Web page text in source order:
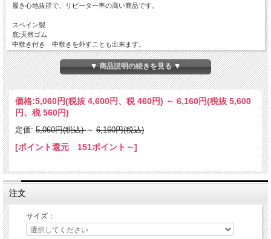
履き心地抜群で、リピーター率の高い商品です。
スペイン製
底:天然ゴム
中敷き付き 中敷きを外すことも出来ます。
後ろのCientaのタグはついていないこともございます。不良品ではございませんの
で、どうぞご了承ください。
▼ 商品説明の続きを見る ▼
価格:5,060円(税抜 4,600円、税 460円) ～ 6,160円(税抜 5,600
円、税 560円)
定価: 5,060円(税込)～ 6,160円(税込)
[ポイント還元 151ポイント～]
注文
サイズ：